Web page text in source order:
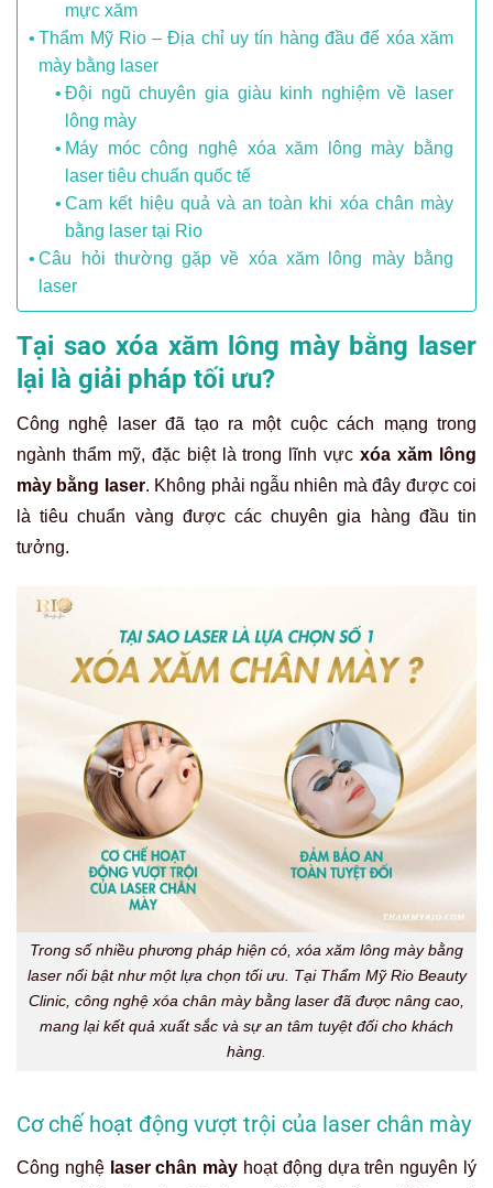
mực xăm
Thẩm Mỹ Rio – Địa chỉ uy tín hàng đầu để xóa xăm
mày bằng laser
Đội ngũ chuyên gia giàu kinh nghiệm về laser
lông mày
Máy móc công nghệ xóa xăm lông mày bằng
laser tiêu chuẩn quốc tế
Cam kết hiệu quả và an toàn khi xóa chân mày
bằng laser tại Rio
Câu hỏi thường gặp về xóa xăm lông mày bằng
laser
Tại sao xóa xăm lông mày bằng laser
lại là giải pháp tối ưu?
Công nghệ laser đã tạo ra một cuộc cách mạng trong
ngành thẩm mỹ, đặc biệt là trong lĩnh vựcxóa xăm lông
mày bằng laser. Không phải ngẫu nhiên mà đây được coi
là tiêu chuẩn vàng được các chuyên gia hàng đầu tin
tưởng.
Trong số nhiều phương pháp hiện có, xóa xăm lông mày bằng
laser nổi bật như một lựa chọn tối ưu. Tại Thẩm Mỹ Rio Beauty
Clinic, công nghệ xóa chân mày bằng laser đã được nâng cao,
mang lại kết quả xuất sắc và sự an tâm tuyệt đối cho khách
hàng.
Cơ chế hoạt động vượt trội của laser chân mày
Công nghệ laser chân mày hoạt động dựa trên nguyên lý